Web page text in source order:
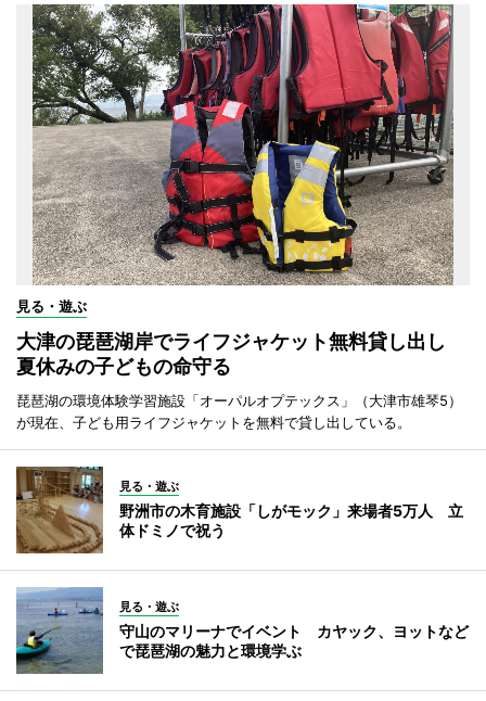
見る・遊ぶ
大津の琵琶湖岸でライフジャケット無料貸し出し
夏休みの子どもの命守る
琵琶湖の環境体験学習施設「オーパルオプテックス」（大津市雄琴5）
が現在、子ども用ライフジャケットを無料で貸し出している。
見る・遊ぶ
野洲市の木育施設「しがモック」来場者5万人 立
体ドミノで祝う
見る・遊ぶ
守山のマリーナでイベント カヤック、ヨットなど
で琵琶湖の魅力と環境学ぶ